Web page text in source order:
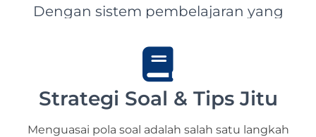
Dengan sistem pembelajaran yang
Akademi Taruna siap membantu
siswa-siswi dari seluruh Indonesia
mewujudkan impian menjadi Taruna,
Abdi Negara, serta prajurit terbaik
bangsa.
Strategi Soal & Tips Jitu
Menguasai pola soal adalah salah satu langkah